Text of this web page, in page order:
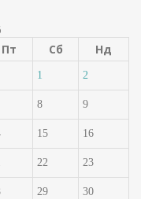
Пт Сб Нд
1 2
8 9
15 16
22 23
29 30